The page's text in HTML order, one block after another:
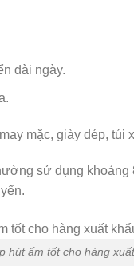
dài ngày.
mặc, giày dép, túi
sử dụng
hút ẩm tốt cho hàng